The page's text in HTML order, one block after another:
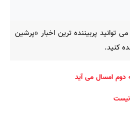
توانید پربیننده ترین اخبار «پرشین
کنید.
دوم امسال می آید